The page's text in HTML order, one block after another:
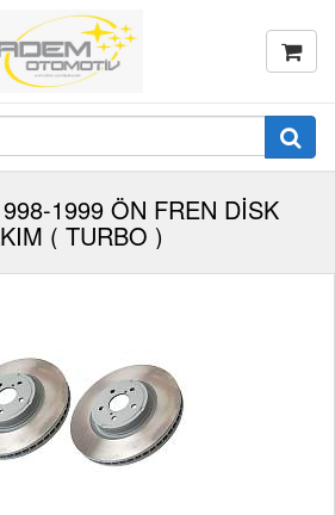
1999 ÖN FREN DİSK
( TURBO )